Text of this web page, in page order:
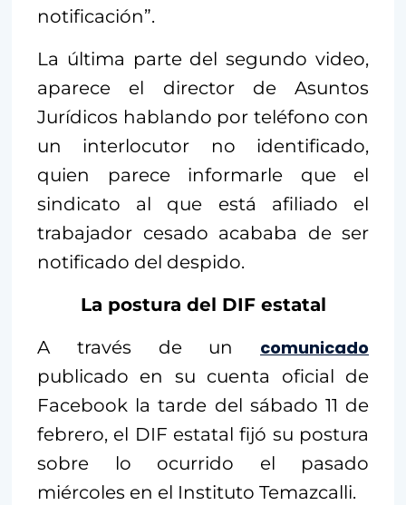
notificación”.
La última parte del segundo video,
aparece el director de Asuntos
Jurídicos hablando por teléfono con
un interlocutor no identificado,
quien parece informarle que el
sindicato al que está afiliado el
trabajador cesado acababa de ser
notificado del despido.
La postura del DIF estatal
A través de un comunicado
publicado en su cuenta oficial de
Facebook la tarde del sábado 11 de
febrero, el DIF estatal fijó su postura
sobre lo ocurrido el pasado
miércoles en el Instituto Temazcalli.